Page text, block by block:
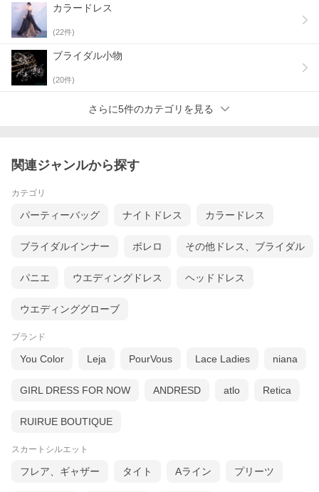
カラードレス
(22件)
ブライダル小物
(20件)
さらに5件のカテゴリを見る
関連ジャンルから探す
カテゴリ
パーティーバッグ ナイトドレス カラードレス
ブライダルインナー ボレロ その他ドレス、ブライダル
パニエ ウエディングドレス ヘッドドレス
ウエディンググローブ
ブランド
You Color Leja PourVous Lace Ladies niana
GIRL DRESS FOR NOW ANDRESD atlo Retica
RUIRUE BOUTIQUE
スカートシルエット
フレア、ギャザー タイト Aライン プリーツ